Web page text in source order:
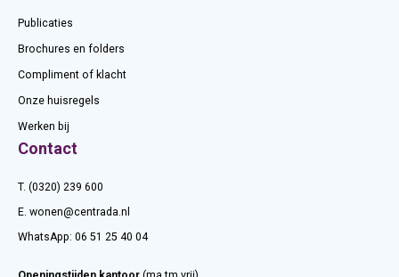
Publicaties
Brochures en folders
Compliment of klacht
Onze huisregels
Werken bij
Contact
T. (0320) 239 600
E. wonen@centrada.nl
WhatsApp: 06 51 25 40 04